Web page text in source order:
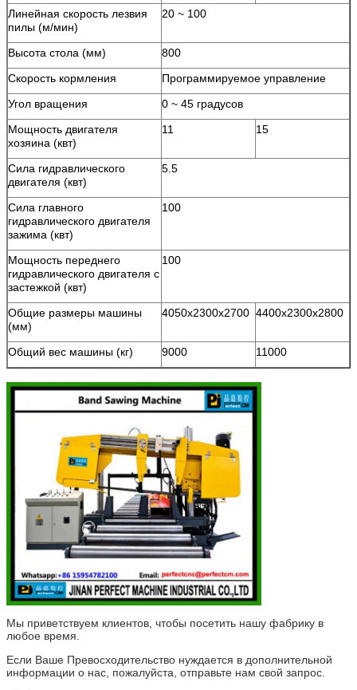
Линейная скорость лезвия
пилы (м/мин)
20 ~ 100
Высота стола (мм)
800
Скорость кормления
Программируемое управление
Угол вращения
0 ~ 45 градусов
Мощность двигателя
хозяина (квт)
11 15
Сила гидравлического
двигателя (квт)
5.5
Сила главного
гидравлического двигателя
зажима (квт)
100
Мощность переднего
гидравлического двигателя с
застежкой (квт)
100
Общие размеры машины
(мм)
4050х2300х2700 4400х2300х2800
Общий вес машины (кг) 9000 11000
Мы приветствуем клиентов, чтобы посетить нашу фабрику в
любое время.
Если Ваше Превосходительство нуждается в дополнительной
информации о нас, пожалуйста, отправьте нам свой запрос.